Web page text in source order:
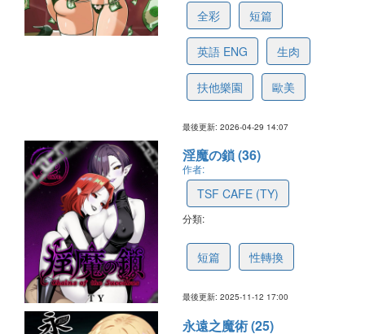
全彩 短篇
英語 ENG 生肉
扶他樂園 歐美
最後更新: 2026-04-29 14:07
淫魔の鎖 (36)
作者:
TSF CAFE (TY)
分類:
短篇 性轉換
最後更新: 2025-11-12 17:00
永遠之魔術 (25)